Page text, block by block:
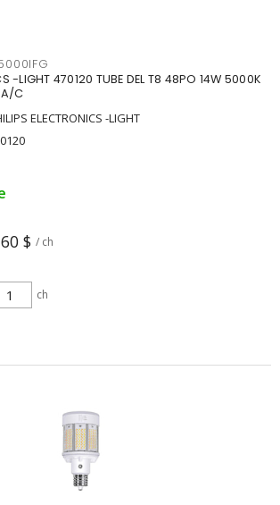
-LIGHT 470120 TUBE DEL T8 48PO 14W 5000K
A/C
ELECTRONICS -LIGHT
$ / ch
ch